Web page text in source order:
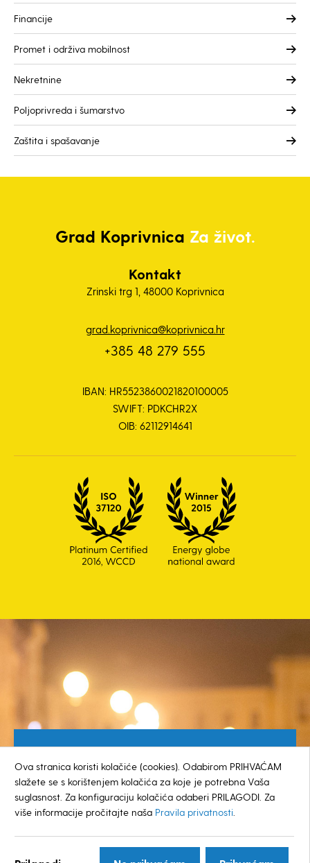
Financije
Promet i održiva mobilnost
Nekretnine
Poljoprivreda i šumarstvo
Zaštita i spašavanje
Grad Koprivnica Za život.
Kontakt
Zrinski trg 1, 48000 Koprivnica
grad.koprivnica@koprivnica.hr
+385 48 279 555
IBAN: HR5523860021820100005
SWIFT: PDKCHR2X
OIB: 62112914641
0800 385 048
© GRAD KOPRIVNICA
Ova stranica koristi kolačiće (cookies). Odabirom PRIHVAĆAM
slažete se s korištenjem kolačića za koje je potrebna Vaša
suglasnost. Za konfiguraciju kolačića odaberi PRILAGODI. Za
više informacije pročitajte naša Pravila privatnosti